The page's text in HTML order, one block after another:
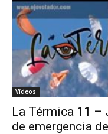
Vídeos
La Térmica 11 –
de emergencia